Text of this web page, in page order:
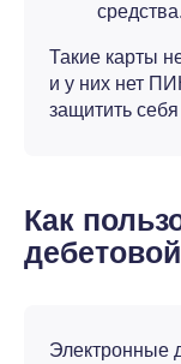
средства.
Такие карты
и у них нет
защитить
Как
Электронные